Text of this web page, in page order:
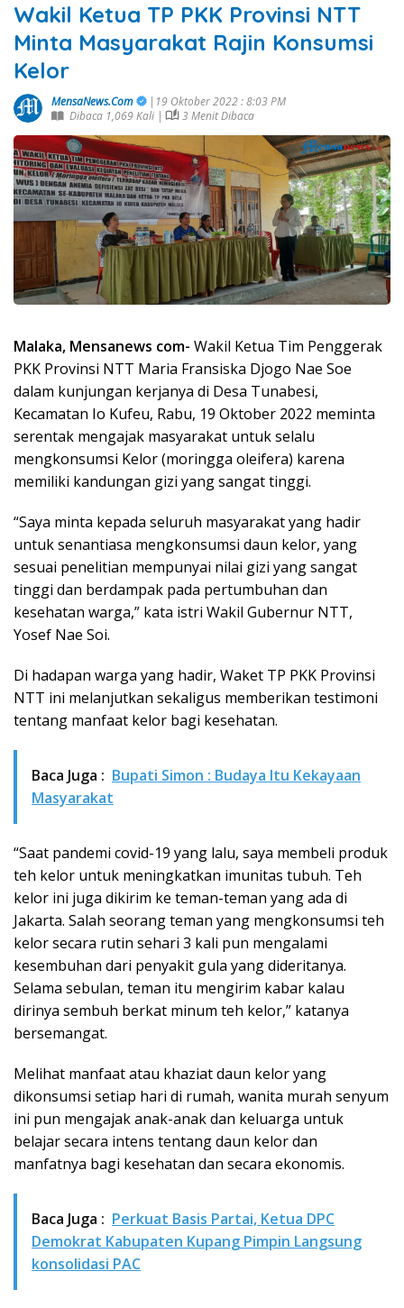
Wakil Ketua TP PKK Provinsi NTT
Minta Masyarakat Rajin Konsumsi
Kelor
MensaNews.Com
|19 Oktober 2022 : 8:03 PM
Dibaca 1,069 Kali |
3 Menit Dibaca
Malaka, Mensanews com- Wakil Ketua Tim Penggerak
PKK Provinsi NTT Maria Fransiska Djogo Nae Soe
dalam kunjungan kerjanya di Desa Tunabesi,
Kecamatan Io Kufeu, Rabu, 19 Oktober 2022 meminta
serentak mengajak masyarakat untuk selalu
mengkonsumsi Kelor (moringga oleifera) karena
memiliki kandungan gizi yang sangat tinggi.
“Saya minta kepada seluruh masyarakat yang hadir
untuk senantiasa mengkonsumsi daun kelor, yang
sesuai penelitian mempunyai nilai gizi yang sangat
tinggi dan berdampak pada pertumbuhan dan
kesehatan warga,” kata istri Wakil Gubernur NTT,
Yosef Nae Soi.
Di hadapan warga yang hadir, Waket TP PKK Provinsi
NTT ini melanjutkan sekaligus memberikan testimoni
tentang manfaat kelor bagi kesehatan.
Baca Juga : Bupati Simon : Budaya Itu Kekayaan
Masyarakat
“Saat pandemi covid-19 yang lalu, saya membeli produk
teh kelor untuk meningkatkan imunitas tubuh. Teh
kelor ini juga dikirim ke teman-teman yang ada di
Jakarta. Salah seorang teman yang mengkonsumsi teh
kelor secara rutin sehari 3 kali pun mengalami
kesembuhan dari penyakit gula yang dideritanya.
Selama sebulan, teman itu mengirim kabar kalau
dirinya sembuh berkat minum teh kelor,” katanya
bersemangat.
Melihat manfaat atau khaziat daun kelor yang
dikonsumsi setiap hari di rumah, wanita murah senyum
ini pun mengajak anak-anak dan keluarga untuk
belajar secara intens tentang daun kelor dan
manfatnya bagi kesehatan dan secara ekonomis.
Baca Juga : Perkuat Basis Partai, Ketua DPC
Demokrat Kabupaten Kupang Pimpin Langsung
konsolidasi PAC